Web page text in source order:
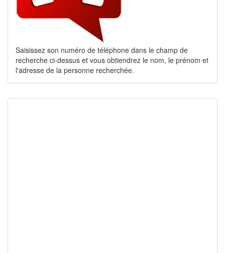
Saisissez son numéro de téléphone dans le champ de
recherche ci-dessus et vous obtiendrez le nom, le prénom et
l'adresse de la personne recherchée.